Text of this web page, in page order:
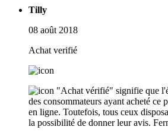
Tilly
08 août 2018
Achat verifié
"Achat vérifié" signifie que
des consommateurs ayant acheté ce
en ligne. Toutefois, tous ceux
la possibilité de donner leur avis.